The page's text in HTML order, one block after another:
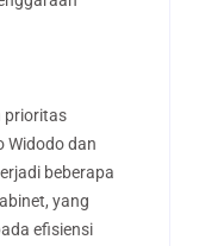
prioritas
Widodo dan
beberapa
yang
efisiensi